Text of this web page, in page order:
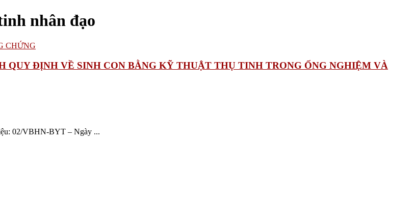
nhân đạo
QUY ĐỊNH VỀ SINH CON BẰNG KỸ THUẬT THỤ TINH TRONG ỐNG NGHIỆM VÀ
02/VBHN-BYT – Ngày ...